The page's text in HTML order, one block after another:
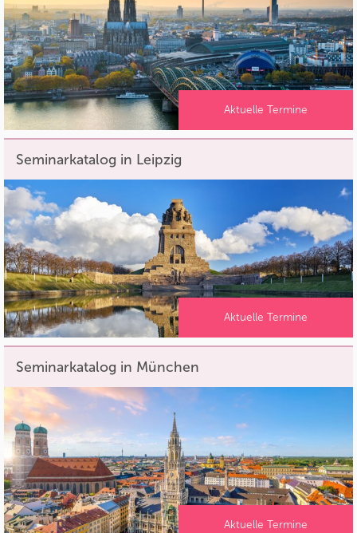
Aktuelle Termine
Seminarkatalog in Leipzig
Aktuelle Termine
Seminarkatalog in München
Aktuelle Termine